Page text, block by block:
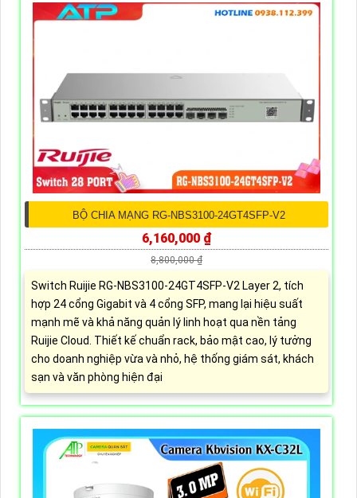
BỘ CHIA MẠNG RG-NBS3100-24GT4SFP-V2
6,160,000 ₫
8,800,000 ₫
Switch Ruijie RG-NBS3100-24GT4SFP-V2 Layer 2, tích
hợp 24 cổng Gigabit và 4 cổng SFP, mang lại hiệu suất
mạnh mẽ và khả năng quản lý linh hoạt qua nền tảng
Ruijie Cloud. Thiết kế chuẩn rack, bảo mật cao, lý tưởng
cho doanh nghiệp vừa và nhỏ, hệ thống giám sát, khách
sạn và văn phòng hiện đại